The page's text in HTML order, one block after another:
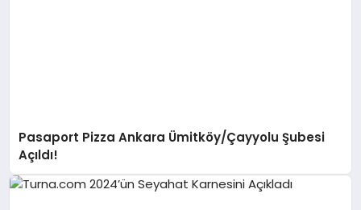
Pasaport Pizza Ankara Ümitköy/Çayyolu Şubesi
Açıldı!